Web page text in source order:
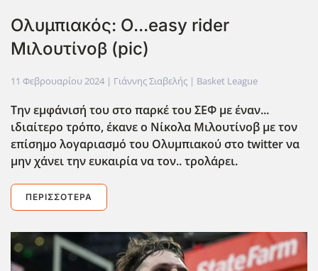
Ολυμπιακός: Ο...easy rider
Μιλουτίνοβ (pic)
11 Φεβρουαρίου 2024 | Γιάννης Σιαβελής | Basket League
Tην εμφάνισή του στο παρκέ του ΣΕΦ με έναν...
ιδιαίτερο τρόπο, έκανε ο Νίκολα Μιλουτίνοβ με τον
επίσημο λογαριασμό του Ολυμπιακού στο twitter να
μην χάνει την ευκαιρία να τον.. τρολάρει.
ΠΕΡΙΣΣΌΤΕΡΑ